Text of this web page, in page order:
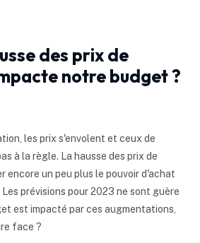
des prix de
notre budget ?
les prix s'envolent et ceux de
à la règle. La hausse des prix de
encore un peu plus le pouvoir d'achat
prévisions pour 2023 ne sont guère
est impacté par ces augmentations,
face ?